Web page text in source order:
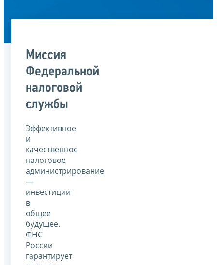
Миссия
Федеральной
налоговой
службы
Эффективное
и
качественное
налоговое
администрирование
—
инвестиции
в
общее
будущее.
ФНС
России
гарантирует